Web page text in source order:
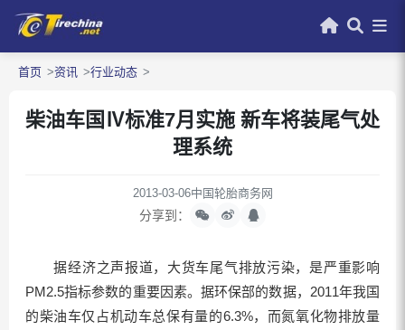
首页 资讯 行业动态
柴油车国Ⅳ标准7月实施 新车将装尾气处
理系统
2013-03-06中国轮胎商务网
分享到：
据经济之声报道，大货车尾气排放污染，是严重影响
PM2.5指标参数的重要因素。据环保部的数据，2011年我国
的柴油车仅占机动车总保有量的6.3%，而氮氧化物排放量